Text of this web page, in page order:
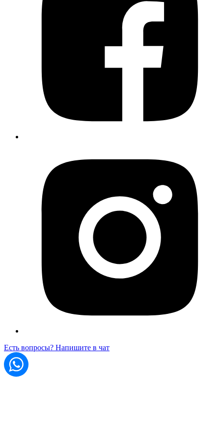
Есть вопросы? Напишите в чат